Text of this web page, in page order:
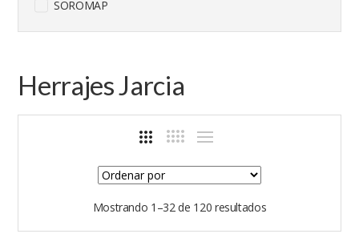
Herrajes Jarcia
Mostrando 1–32 de 120 resultados
SOROMAP